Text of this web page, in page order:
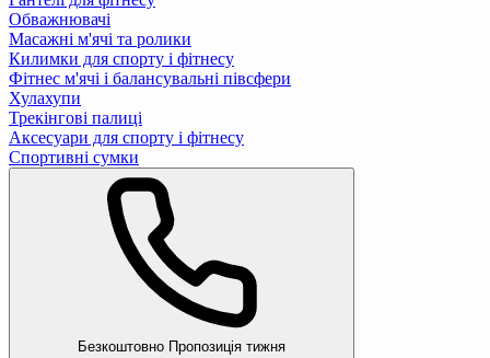
Обважнювачі
Масажні м'ячі та ролики
Килимки для спорту і фітнесу
Фітнес м'ячі і балансувальні півсфери
Хулахупи
Трекінгові палиці
Аксесуари для спорту і фітнесу
Спортивні сумки
Безкоштовно Пропозиція тижня